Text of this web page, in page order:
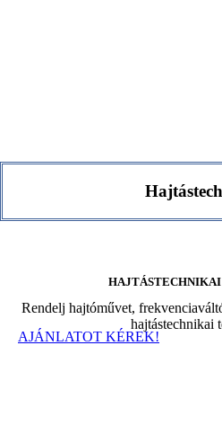
Rendelj hajtóművet,
hajtástechnikai
AJÁNLATOT KÉREK!